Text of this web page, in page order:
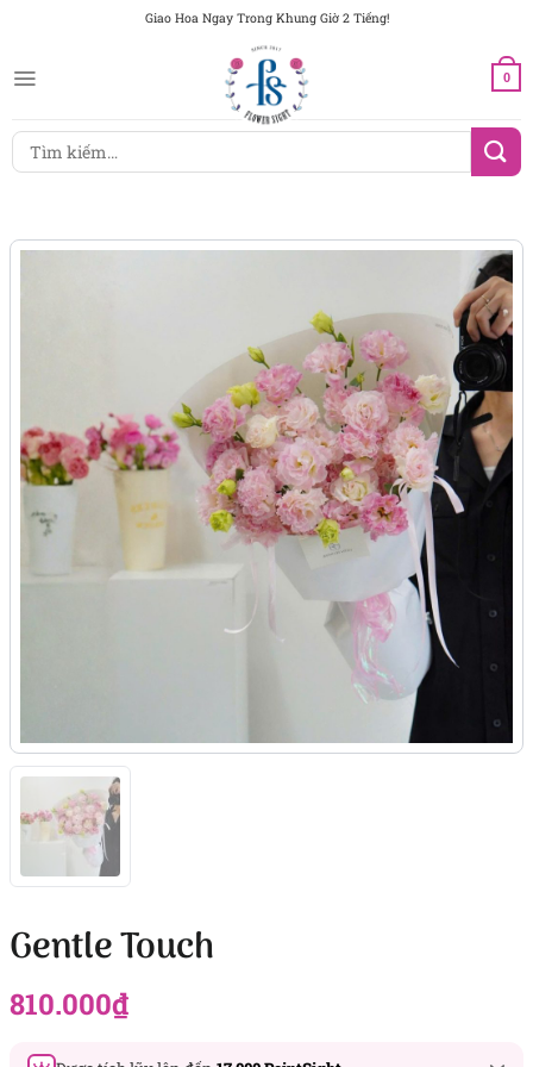
dung
Giao Hoa Ngay Trong Khung Giờ 2 Tiếng!
0
Tìm
kiếm:
Gentle Touch
810.000₫